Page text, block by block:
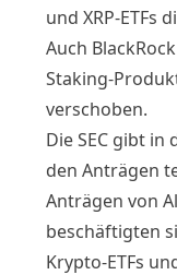
und XRP-ETFs
Auch
Staking-
verschoben.
Die SEC gibt
den Anträgen
Anträgen von
beschäftigten
Krypto-ETFs